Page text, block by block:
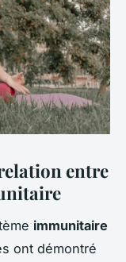
entre
immunitaire
ont démontré